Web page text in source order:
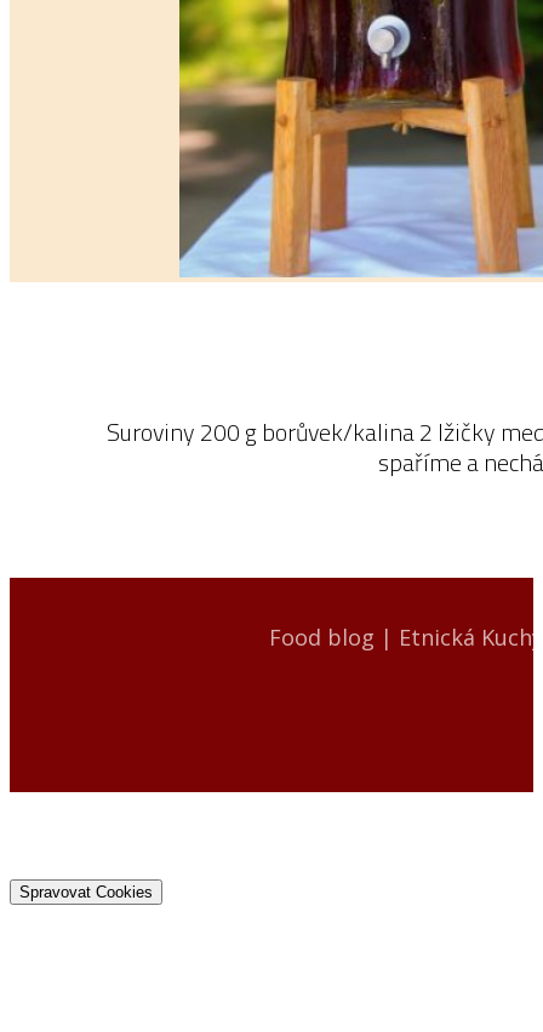
Suroviny 200 g borůvek/kalina 2 lžičky
spaříme a
Food blog | Etnická
Spravovat Cookies